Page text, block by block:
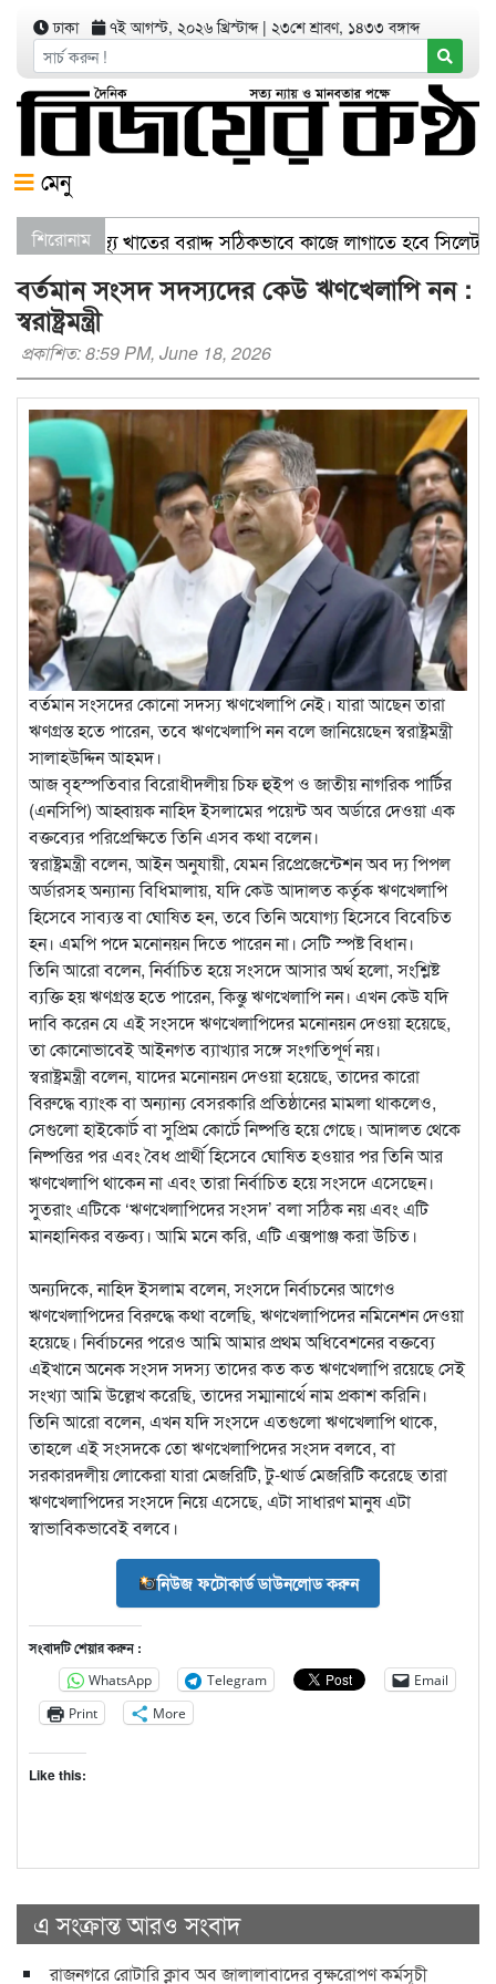
ঢাকা ৭ই আগস্ট, ২০২৬ খ্রিস্টাব্দ| ২৩শে শ্রাবণ, ১৪৩৩ বঙ্গাব্দ
মেনু
শিরোনামস্বাস্থ্য খাতের বরাদ্দ সঠিকভাবে কাজে লাগাতে হবে
বর্তমান সংসদ সদস্যদের কেউ ঋণখেলাপি নন :
স্বরাষ্ট্রমন্ত্রী
প্রকাশিত: 8:59 PM, June 18, 2026
বর্তমান সংসদের কোনো সদস্য ঋণখেলাপি নেই। যারা আছেন তারা
ঋণগ্রস্ত হতে পারেন, তবে ঋণখেলাপি নন বলে জানিয়েছেন স্বরাষ্ট্রমন্ত্রী
সালাহউদ্দিন আহমদ।
আজ বৃহস্পতিবার বিরোধীদলীয় চিফ হুইপ ও জাতীয় নাগরিক পার্টির
(এনসিপি) আহ্বায়ক নাহিদ ইসলামের পয়েন্ট অব অর্ডারে দেওয়া এক
বক্তব্যের পরিপ্রেক্ষিতে তিনি এসব কথা বলেন।
স্বরাষ্ট্রমন্ত্রী বলেন, আইন অনুযায়ী, যেমন রিপ্রেজেন্টেশন অব দ্য পিপল
অর্ডারসহ অন্যান্য বিধিমালায়, যদি কেউ আদালত কর্তৃক ঋণখেলাপি
হিসেবে সাব্যস্ত বা ঘোষিত হন, তবে তিনি অযোগ্য হিসেবে বিবেচিত
হন। এমপি পদে মনোনয়ন দিতে পারেন না। সেটি স্পষ্ট বিধান।
তিনি আরো বলেন, নির্বাচিত হয়ে সংসদে আসার অর্থ হলো, সংশ্লিষ্ট
ব্যক্তি হয় ঋণগ্রস্ত হতে পারেন, কিন্তু ঋণখেলাপি নন। এখন কেউ যদি
দাবি করেন যে এই সংসদে ঋণখেলাপিদের মনোনয়ন দেওয়া হয়েছে,
তা কোনোভাবেই আইনগত ব্যাখ্যার সঙ্গে সংগতিপূর্ণ নয়।
স্বরাষ্ট্রমন্ত্রী বলেন, যাদের মনোনয়ন দেওয়া হয়েছে, তাদের কারো
বিরুদ্ধে ব্যাংক বা অন্যান্য বেসরকারি প্রতিষ্ঠানের মামলা থাকলেও,
সেগুলো হাইকোর্ট বা সুপ্রিম কোর্টে নিষ্পত্তি হয়ে গেছে। আদালত থেকে
নিষ্পত্তির পর এবং বৈধ প্রার্থী হিসেবে ঘোষিত হওয়ার পর তিনি আর
ঋণখেলাপি থাকেন না এবং তারা নির্বাচিত হয়ে সংসদে এসেছেন।
সুতরাং এটিকে ‘ঋণখেলাপিদের সংসদ’ বলা সঠিক নয় এবং এটি
মানহানিকর বক্তব্য। আমি মনে করি, এটি এক্সপাঞ্জ করা উচিত।
অন্যদিকে, নাহিদ ইসলাম বলেন, সংসদে নির্বাচনের আগেও
ঋণখেলাপিদের বিরুদ্ধে কথা বলেছি, ঋণখেলাপিদের নমিনেশন দেওয়া
হয়েছে। নির্বাচনের পরেও আমি আমার প্রথম অধিবেশনের বক্তব্যে
এইখানে অনেক সংসদ সদস্য তাদের কত কত ঋণখেলাপি রয়েছে সেই
সংখ্যা আমি উল্লেখ করেছি, তাদের সম্মানার্থে নাম প্রকাশ করিনি।
তিনি আরো বলেন, এখন যদি সংসদে এতগুলো ঋণখেলাপি থাকে,
তাহলে এই সংসদকে তো ঋণখেলাপিদের সংসদ বলবে, বা
সরকারদলীয় লোকেরা যারা মেজরিটি, টু-থার্ড মেজরিটি করেছে তারা
ঋণখেলাপিদের সংসদে নিয়ে এসেছে, এটা সাধারণ মানুষ এটা
স্বাভাবিকভাবেই বলবে।
নিউজ ফটোকার্ড ডাউনলোড করুন
সংবাদটি শেয়ার করুন :
WhatsApp Telegram
Email
Print
More
Like this:
এ সংক্রান্ত আরও সংবাদ
রাজনগরে রোটারি ক্লাব অব জালালাবাদের বৃক্ষরোপণ কর্মসূচী